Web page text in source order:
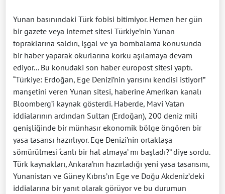
Yunan basınındaki Türk fobisi bitimiyor. Hemen her gün
bir gazete veya internet sitesi Türkiye’nin Yunan
topraklarına saldırı, işgal ve ya bombalama konusunda
bir haber yaparak okurlarına korku aşılamaya devam
ediyor... Bu konudaki son haber europost sitesi yaptı.
“Türkiye: Erdoğan, Ege Denizi’nin yarısını kendisi istiyor!”
manşetini veren Yunan sitesi, haberine Amerikan kanalı
Bloomberg’i kaynak gösterdi. Haberde, Mavi Vatan
iddialarının ardından Sultan (Erdoğan), 200 deniz mili
genişliğinde bir münhasır ekonomik bölge öngören bir
yasa tasarısı hazırlıyor. Ege Denizi’nin ortaklaşa
sömürülmesi ‘canlı bir hal almaya’ mı başladı?” diye sordu.
Türk kaynakları, Ankara’nın hazırladığı yeni yasa tasarısını,
Yunanistan ve Güney Kıbrıs’ın Ege ve Doğu Akdeniz’deki
iddialarına bir yanıt olarak görüyor ve bu durumun